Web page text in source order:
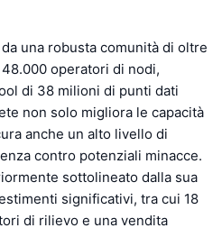
una robusta comunità di oltre
operatori di nodi,
di 38 milioni di punti dati
non solo migliora le capacità
anche un alto livello di
contro potenziali minacce.
sottolineato dalla sua
significativi, tra cui 18
di rilievo e una vendita